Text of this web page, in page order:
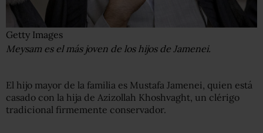
Getty Images
Meysam es el más joven de los hijos de Jamenei.
El hijo mayor de la familia es Mustafa Jamenei, quien está
casado con la hija de Azizollah Khoshvaght, un clérigo
tradicional firmemente conservador.